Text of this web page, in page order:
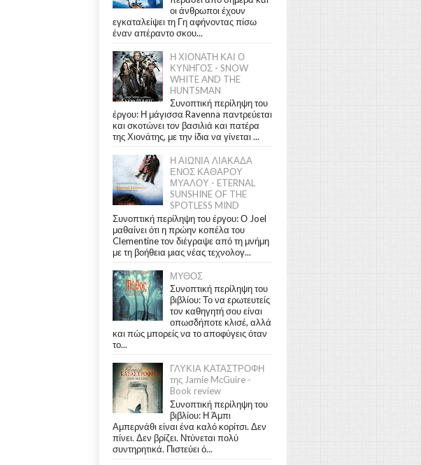
οι άνθρωποι έχουν
εγκαταλείψει τη Γη αφήνοντας πίσω
έναν απέραντο σκου...
Η ΧΙΟΝΑΤΗ ΚΑΙ Ο
ΚΥΝΗΓΟΣ - SNOW
WHITE AND THE
HUNTSMAN
Συνοπτική περίληψη του
έργου: Η μάγισσα Ravenna παντρεύεται
και σκοτώνει τον βασιλιά και πατέρα
της Χιονάτης, με την ίδια να γίνεται ...
Η ΑΙΩΝΙΑ ΛΙΑΚΑΔΑ
ΕΝΟΣ ΚΑΘΑΡΟΥ
ΜΥΑΛΟΥ - ETERNAL
SUNSHINE OF THE
SPOTLESS MIND
Συνοπτική περίληψη του έργου: Ο Joel
μαθαίνει ότι η πρώην κοπέλα του
Clementine τον διέγραψε από τη μνήμη
με τη βοήθεια μιας νέας τεχνολογ...
ΜΥΘΟΣ
Συνοπτική περίληψη του
βιβλίου: Το να ερωτευτείς
τον καθηγητή σου είναι
οπωσδήποτε κλισέ, αλλά
και πώς μπορείς να το αποφύγεις όταν
το...
ΓΛΥΚΙΑ ΚΑΤΑΣΤΡΟΦΗ
της Jamie McGuire -
Book review
Συνοπτική περίληψη του
βιβλίου: Η Άμπι
Αμπερνάθι είναι ένα καλό κορίτσι. Δεν
πίνει. Δεν βρίζει. Ντύνεται πολύ
συντηρητικά. Πιστεύει ό...